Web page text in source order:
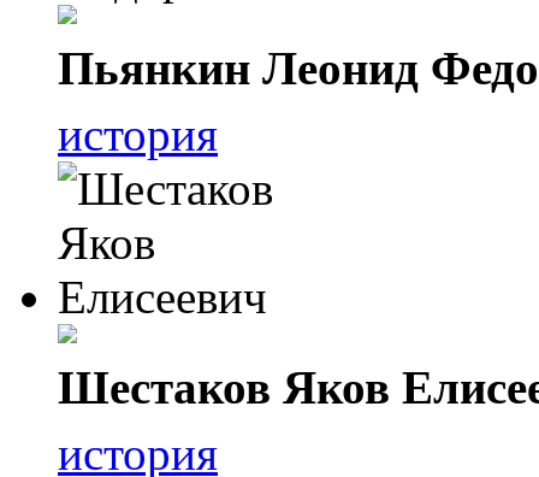
Пьянкин Леонид
история
Шестаков Яков
история